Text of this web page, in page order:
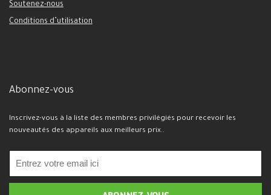
Soutenez-nous
Conditions d’utilisation
Abonnez-vous
Inscrivez-vous à la liste des membres privilégiés pour recevoir les
nouveautés des appareils aux meilleurs prix..